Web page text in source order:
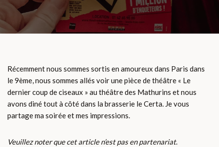
Récemment nous sommes sortis en amoureux dans Paris dans
le 9ème, nous sommes allés voir une pièce de théâtre « Le
dernier coup de ciseaux » au théâtre des Mathurins et nous
avons diné tout à côté dans la brasserie le Certa. Je vous
partage ma soirée et mes impressions.
Veuillez noter que cet article n’est pas en partenariat.